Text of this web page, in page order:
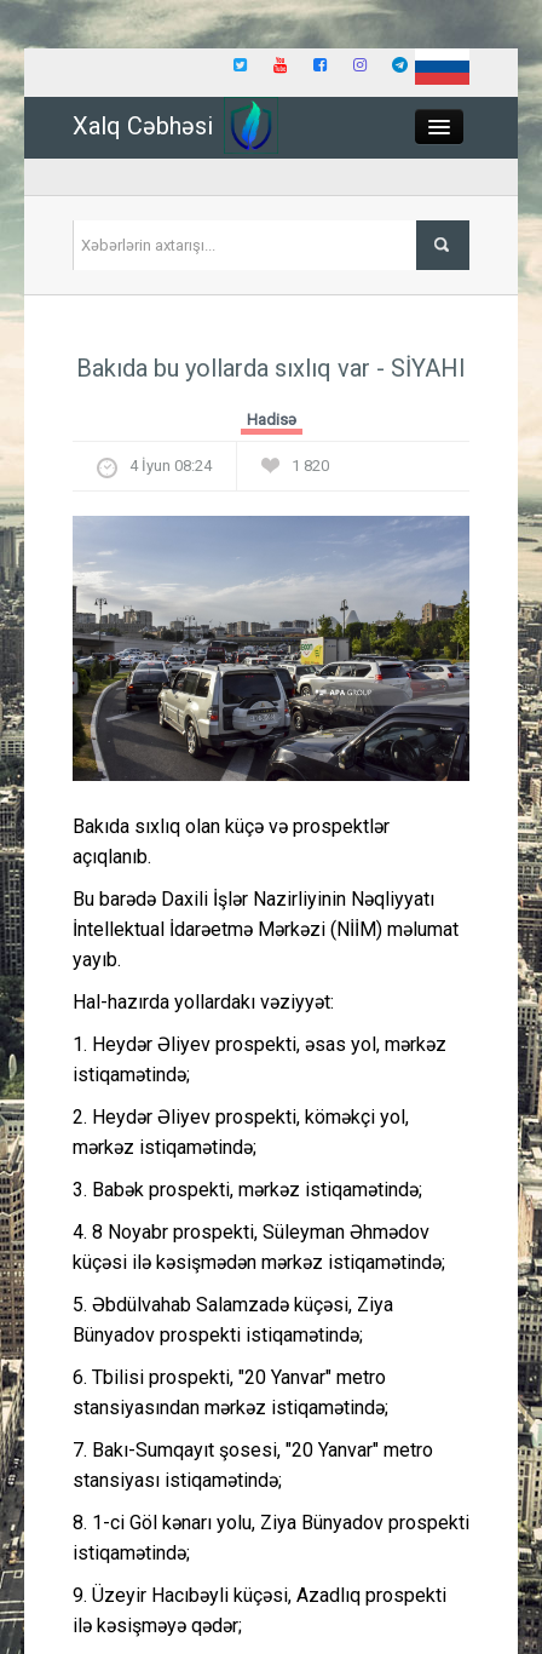
Xalq Cəbhəsi
İqtisadiyyat
Güney Azərbaycan
Mədəniyyət
Müsahibə
İdman
Layihə
Cəmiyyət
Peşə etikası
Bakıda bu yollarda sıxlıq var - SİYAHI
Hadisə
4 İyun 08:24 1 820
Bakıda sıxlıq olan küçə və prospektlər
açıqlanıb.
Bu barədə Daxili İşlər Nazirliyinin Nəqliyyatı
İntellektual İdarəetmə Mərkəzi (NİİM) məlumat
yayıb.
Hal-hazırda yollardakı vəziyyət:
1. Heydər Əliyev prospekti, əsas yol, mərkəz
istiqamətində;
2. Heydər Əliyev prospekti, köməkçi yol,
mərkəz istiqamətində;
3. Babək prospekti, mərkəz istiqamətində;
4. 8 Noyabr prospekti, Süleyman Əhmədov
küçəsi ilə kəsişmədən mərkəz istiqamətində;
5. Əbdülvahab Salamzadə küçəsi, Ziya
Bünyadov prospekti istiqamətində;
6. Tbilisi prospekti, "20 Yanvar" metro
stansiyasından mərkəz istiqamətində;
7. Bakı-Sumqayıt şosesi, "20 Yanvar" metro
stansiyası istiqamətində;
8. 1-ci Göl kənarı yolu, Ziya Bünyadov prospekti
istiqamətində;
9. Üzeyir Hacıbəyli küçəsi, Azadlıq prospekti
ilə kəsişməyə qədər;